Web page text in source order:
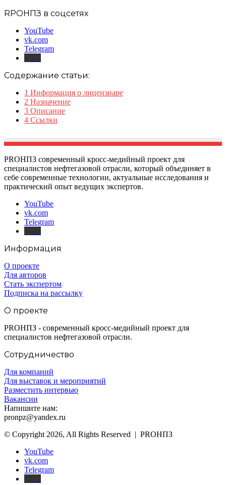
RPOНПЗ в соцсетях
YouTube
vk.com
Telegram
Содержание статьи:
1 Информация о лицензиаре
2 Назначение
3 Описание
4 Ссылки
PROНПЗ современный кросс-медийный проект для
специалистов нефтегазовой отрасли, который объединяет в
себе современные технологии, актуальные исследования и
практический опыт ведущих экспертов.
YouTube
vk.com
Telegram
Информация
О проекте
Для авторов
Стать экспертом
Подписка на рассылку
О проекте
PROНПЗ - современный кросс-медийный проект для
специалистов нефтегазовой отрасли.
Сотрудничество
Для компаний
Для выставок и мероприятий
Разместить интервью
Вакансии
Напишите нам:
pronpz@yandex.ru
© Copyright 2026, All Rights Reserved | PROНПЗ
YouTube
vk.com
Telegram